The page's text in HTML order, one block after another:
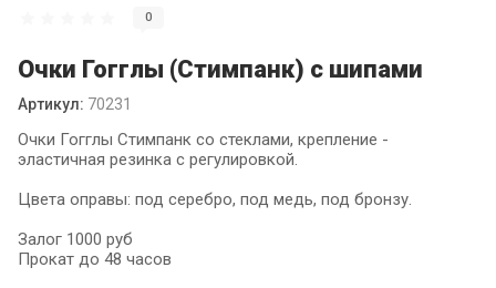
0
Очки Гогглы (Стимпанк) с шипами
Артикул: 70231
Очки Гогглы Стимпанк со стеклами, крепление -
эластичная резинка с регулировкой.
Цвета оправы: под серебро, под медь, под бронзу.
Залог 1000 руб
Прокат до 48 часов